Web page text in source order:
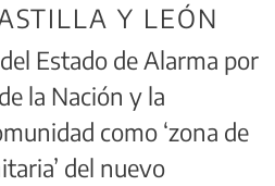
Y LEÓN
Estado de Alarma por
la Nación y la
como ‘zona de
del nuevo